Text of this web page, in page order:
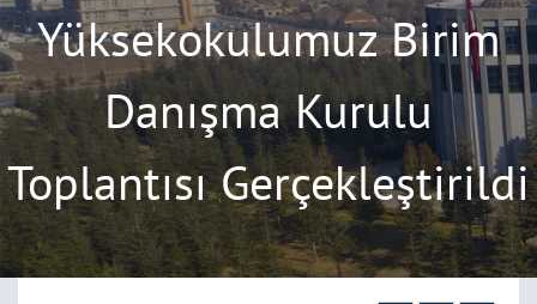
Yüksekokulumuz Birim
Danışma Kurulu
Toplantısı Gerçekleştirildi